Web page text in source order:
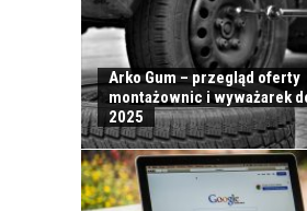
Arko Gum – przegląd oferty
montażownic i wyważarek
2025